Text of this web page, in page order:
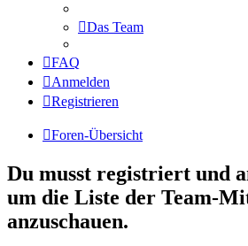
Das Team
FAQ
Anmelden
Registrieren
Foren-Übersicht
Du musst registriert und
um die Liste der Team-
anzuschauen.